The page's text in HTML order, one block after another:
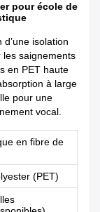
pour école de
isolation
les saignements
en PET haute
à large
pour une
vocal.
en fibre de
(PET)